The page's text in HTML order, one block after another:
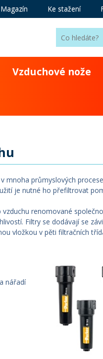
Magazín Ke stažení
Vzduchové nože
mnoha průmyslových
je nutné ho přefiltrovat
renomované
Filtry se dodávají se
vložkou v pěti filtračních
nářadí